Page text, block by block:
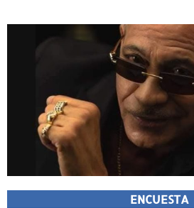
ENCUESTA